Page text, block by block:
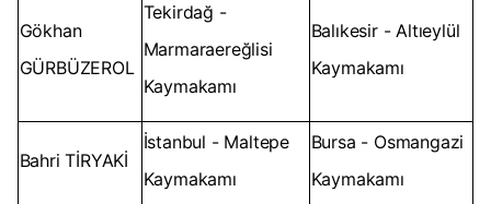
Gökhan
GÜRBÜZEROL
Tekirdağ -
Marmaraereğlisi
Kaymakamı
Balıkesir - Altıeylül
Kaymakamı
Bahri TİRYAKİ
İstanbul - Maltepe
Kaymakamı
Bursa - Osmangazi
Kaymakamı